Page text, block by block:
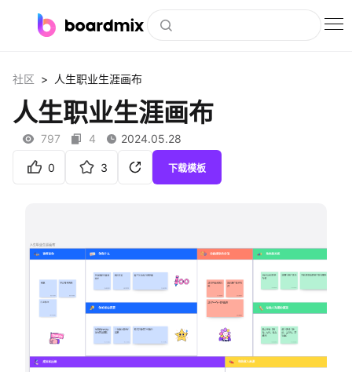
社区资源
下载
支持
帮助中心
社区 > 人生职业生涯画布
人生职业生涯画布
797 4 2024.05.28
0 3 下载模板